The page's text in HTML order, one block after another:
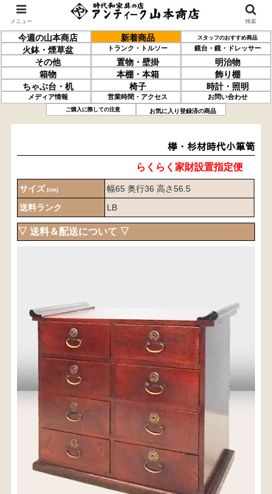
今週の山本商店 新着商品 スタッフのおすすめ商品
火鉢・煙草盆 トランク・トルソー 鏡台・鏡・ドレッサー
その他 置物・壁掛
明治物
箱物
本棚・本箱
飾り棚
ちゃぶ台・机
椅子 時計・照明
メディア情報 営業時間・アクセス お問い合わせ
ご購入に際しての注意 お気に入り登録済の商品
﨔・杉材時代小箪笥
﨔・杉材時代小箪笥
らくらく家財設置指定便
サイズ (cm)
幅65 奥行36 高さ56.5
送料ランク
LB
▽ 送料＆配送について ▽
・送料は、商品のサイズ・発送先地域によって異なり
ます。
・ご購入手続きを進める途中で「宅急便」を選択いた
だくと、自動的に送料が加算されます。
・配送についての詳細は、
こちら→
【送料を確認する】
お届け先、送料ランクを選択する事で送料が表
示されます。
お届け先
送料ランク
メニュー 検索